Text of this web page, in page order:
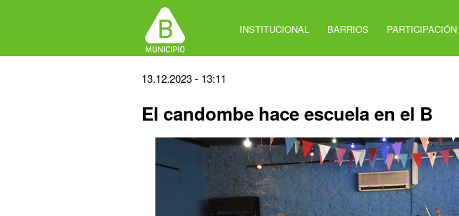
INSTITUCIONAL BARRIOS PARTICIPACIÓN
Back
top
13.12.2023 - 13:11
El candombe hace escuela en el B